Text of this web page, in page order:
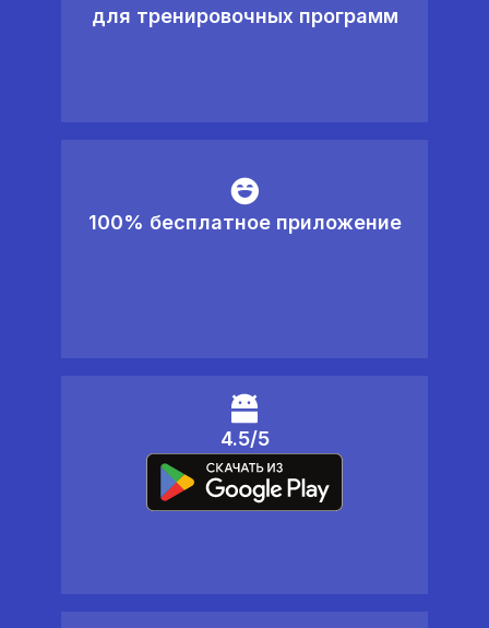
для тренировочных программ
100% бесплатное приложение
4.5/5